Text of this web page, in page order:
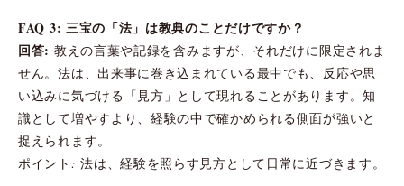
FAQ 3: 三宝の「法」は教典のことだけですか？
回答: 教えの言葉や記録を含みますが、それだけに限定されま
せん。法は、出来事に巻き込まれている最中でも、反応や思
い込みに気づける「見方」として現れることがあります。知
識として増やすより、経験の中で確かめられる側面が強いと
捉えられます。
ポイント: 法は、経験を照らす見方として日常に近づきます。